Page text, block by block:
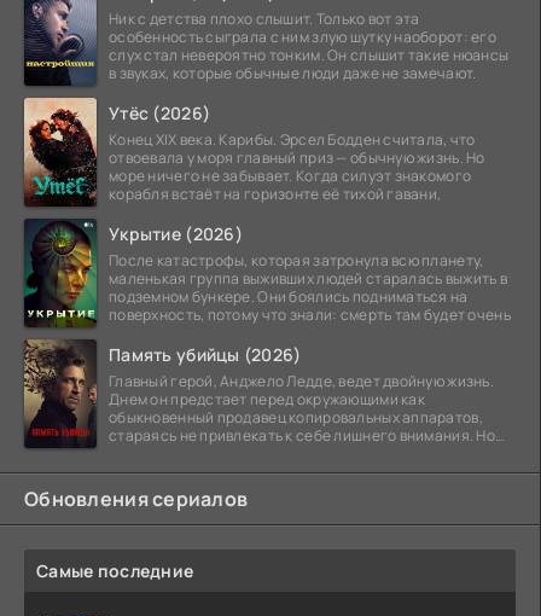
Ник с детства плохо слышит. Только вот эта
особенность сыграла с ним злую шутку наоборот: его
слух стал невероятно тонким. Он слышит такие нюансы
в звуках, которые обычные люди даже не замечают.
Утёс (2026)
Конец XIX века. Карибы. Эрсел Бодден считала, что
отвоевала у моря главный приз — обычную жизнь. Но
море ничего не забывает. Когда силуэт знакомого
корабля встаёт на горизонте её тихой гавани,
Укрытие (2026)
После катастрофы, которая затронула всю планету,
маленькая группа выживших людей старалась выжить в
подземном бункере. Они боялись подниматься на
поверхность, потому что знали: смерть там будет очень
Память убийцы (2026)
Главный герой, Анджело Ледде, ведет двойную жизнь.
Днем он предстает перед окружающими как
обыкновенный продавец копировальных аппаратов,
стараясь не привлекать к себе лишнего внимания. Но
Обновления сериалов
Самые последние